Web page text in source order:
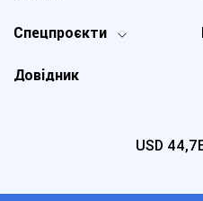
Спецпроєкти
Довідник
USD 44,7